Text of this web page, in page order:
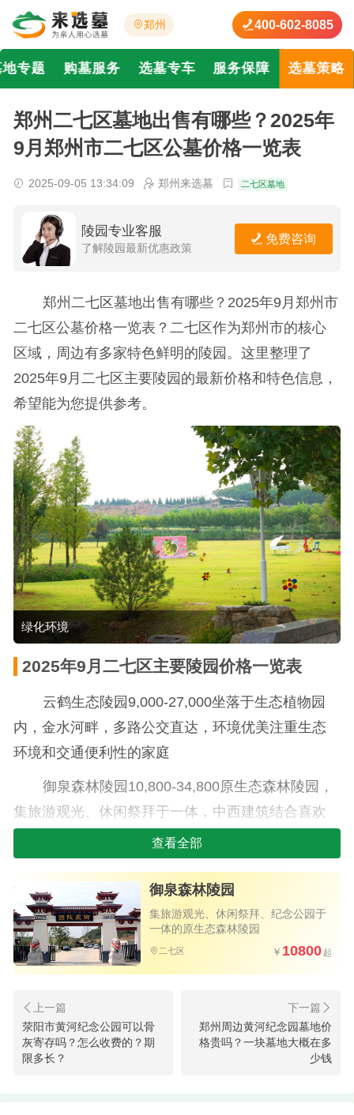
郑州 400-602-8085
地专题 购墓服务 选墓专车 服务保障 选墓策略
郑州二七区墓地出售有哪些？2025年
9月郑州市二七区公墓价格一览表
2025-09-05 13:34:09 郑州来选墓 二七区墓地
陵园专业客服
了解陵园最新优惠政策
免费咨询
郑州二七区墓地出售有哪些？2025年9月郑州市
二七区公墓价格一览表？二七区作为郑州市的核心
区域，周边有多家特色鲜明的陵园。这里整理了
2025年9月二七区主要陵园的最新价格和特色信息，
希望能为您提供参考。
绿化环境
2025年9月二七区主要陵园价格一览表
云鹤生态陵园9,000-27,000坐落于生态植物园
内，金水河畔，多路公交直达，环境优美注重生态
环境和交通便利性的家庭
御泉森林陵园10,800-34,800原生态森林陵园，
集旅游观光、休闲祭拜于一体，中西建筑结合喜欢
自然景观和文化特色的家庭
万福金像陵园38,000起（需电话咨询）贴近市
区的花园式墓地，古典与现代园林结合追求高品质
墓园环境的家庭
查看全部
御泉森林陵园
集旅游观光、休闲祭拜、纪念公园于
一体的原生态森林陵园
二七区 10800
荥阳市黄河纪念公园可以骨
灰寄存吗？怎么收费的？期
限多长？
郑州周边黄河纪念园墓地价
格贵吗？一块墓地大概在多
少钱
郑州二七区合法陵园生态葬盘点：云